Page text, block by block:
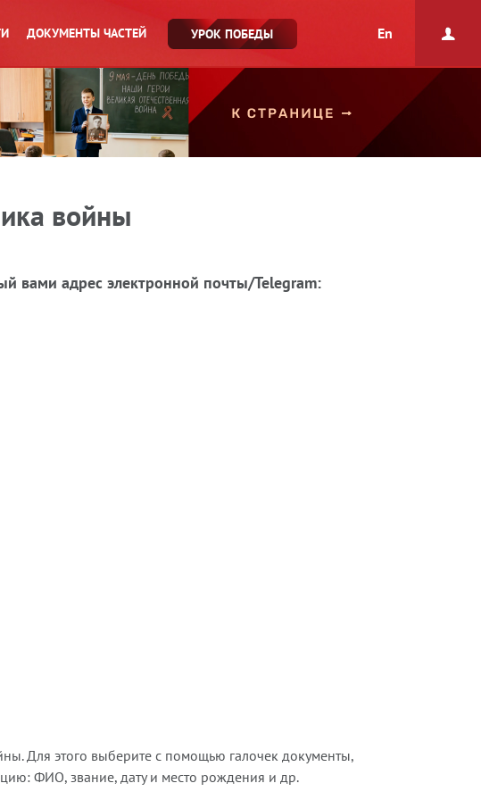
ДОКУМЕНТЫ ЧАСТЕЙ УРОК ПОБЕДЫ En
войны
вами адрес электронной почты/Telegram:
Для этого выберите с помощью галочек документы,
ФИО, звание, дату и место рождения и др.